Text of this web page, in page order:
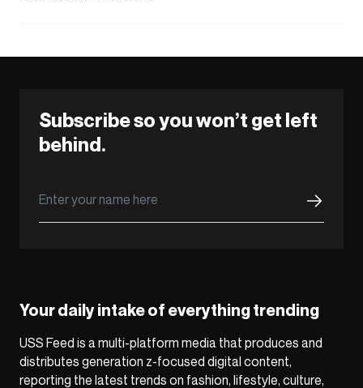
Subscribe so you won’t get left
behind.
Your daily intake of everything trending
USS Feed is a multi-platform media that produces and
distributes generation z-focused digital content,
reporting the latest trends on fashion, lifestyle, culture,